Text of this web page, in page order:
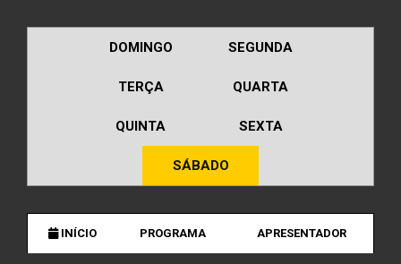
DOMINGO SEGUNDA
TERÇA QUARTA
QUINTA SEXTA
SÁBADO
INÍCIO PROGRAMA APRESENTADOR